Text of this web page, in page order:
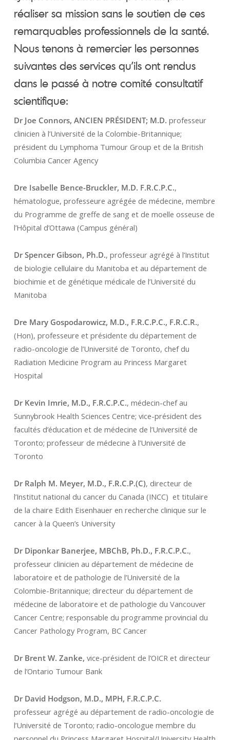
réaliser sa mission sans le soutien de ces
remarquables professionnels de la santé.
Nous tenons à remercier les personnes
suivantes des services qu’ils ont rendus
dans le passé à notre comité consultatif
scientifique:
Dr Joe Connors, ANCIEN PRÉSIDENT; M.D. professeur
clinicien à l’Université de la Colombie-Britannique;
président du Lymphoma Tumour Group et de la British
Columbia Cancer Agency
Dre Isabelle Bence-Bruckler, M.D. F.R.C.P.C.,
hématologue, professeure agrégée de médecine, membre
du Programme de greffe de sang et de moelle osseuse de
l’Hôpital d’Ottawa (Campus général)
Dr Spencer Gibson, Ph.D., professeur agrégé à l’Institut
de biologie cellulaire du Manitoba et au département de
biochimie et de génétique médicale de l’Université du
Manitoba
Dre Mary Gospodarowicz, M.D., F.R.C.P.C., F.R.C.R.,
(Hon), professeure et présidente du département de
radio-oncologie de l’Université de Toronto, chef du
Radiation Medicine Program au Princess Margaret
Hospital
Dr Kevin Imrie, M.D., F.R.C.P.C., médecin-chef au
Sunnybrook Health Sciences Centre; vice-président des
facultés d’éducation et de médecine de l’Université de
Toronto; professeur de médecine à l’Université de
Toronto
Dr Ralph M. Meyer, M.D., F.R.C.P.(C), directeur de
l’Institut national du cancer du Canada (INCC) et titulaire
de la chaire Edith Eisenhauer en recherche clinique sur le
cancer à la Queen’s University
Dr Diponkar Banerjee, MBChB, Ph.D., F.R.C.P.C.,
professeur clinicien au département de médecine de
laboratoire et de pathologie de l’Université de la
Colombie-Britannique; directeur du département de
médecine de laboratoire et de pathologie du Vancouver
Cancer Centre; responsable du programme provincial du
Cancer Pathology Program, BC Cancer
Dr Brent W. Zanke, vice-président de l’OICR et directeur
de l’Ontario Tumour Bank
Dr David Hodgson, M.D., MPH, F.R.C.P.C.
professeur agrégé au département de radio-oncologie de
l’Université de Toronto; radio-oncologue membre du